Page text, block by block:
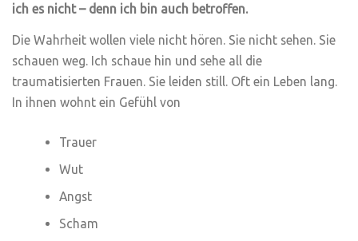
ich es nicht – denn ich bin auch betroffen.
Die Wahrheit wollen viele nicht hören. Sie nicht sehen. Sie
schauen weg. Ich schaue hin und sehe all die
traumatisierten Frauen. Sie leiden still. Oft ein Leben lang.
In ihnen wohnt ein Gefühl von
Trauer
Wut
Angst
Scham